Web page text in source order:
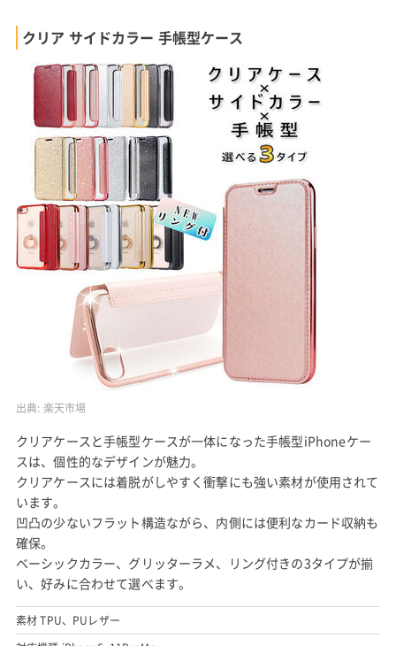
クリア サイドカラー 手帳型ケース
出典: 楽天市場
クリアケースと手帳型ケースが一体になった手帳型iPhoneケー
スは、個性的なデザインが魅力。
クリアケースには着脱がしやすく衝撃にも強い素材が使用されて
います。
凹凸の少ないフラット構造ながら、内側には便利なカード収納も
確保。
ベーシックカラー、グリッターラメ、リング付きの3タイプが揃
い、好みに合わせて選べます。
素材 TPU、PUレザー